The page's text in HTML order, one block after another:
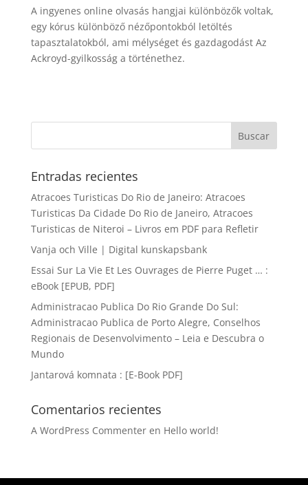
A ingyenes online olvasás hangjai különbözők voltak,
egy kórus különböző nézőpontokból letöltés
tapasztalatokból, ami mélységet és gazdagodást Az
Ackroyd-gyilkosság a történethez.
Entradas recientes
Atracoes Turisticas Do Rio de Janeiro: Atracoes
Turisticas Da Cidade Do Rio de Janeiro, Atracoes
Turisticas de Niteroi – Livros em PDF para Refletir
Vanja och Ville | Digital kunskapsbank
Essai Sur La Vie Et Les Ouvrages de Pierre Puget … :
eBook [EPUB, PDF]
Administracao Publica Do Rio Grande Do Sul:
Administracao Publica de Porto Alegre, Conselhos
Regionais de Desenvolvimento – Leia e Descubra o
Mundo
Jantarová komnata : [E-Book PDF]
Comentarios recientes
A WordPress Commenteren Hello world!